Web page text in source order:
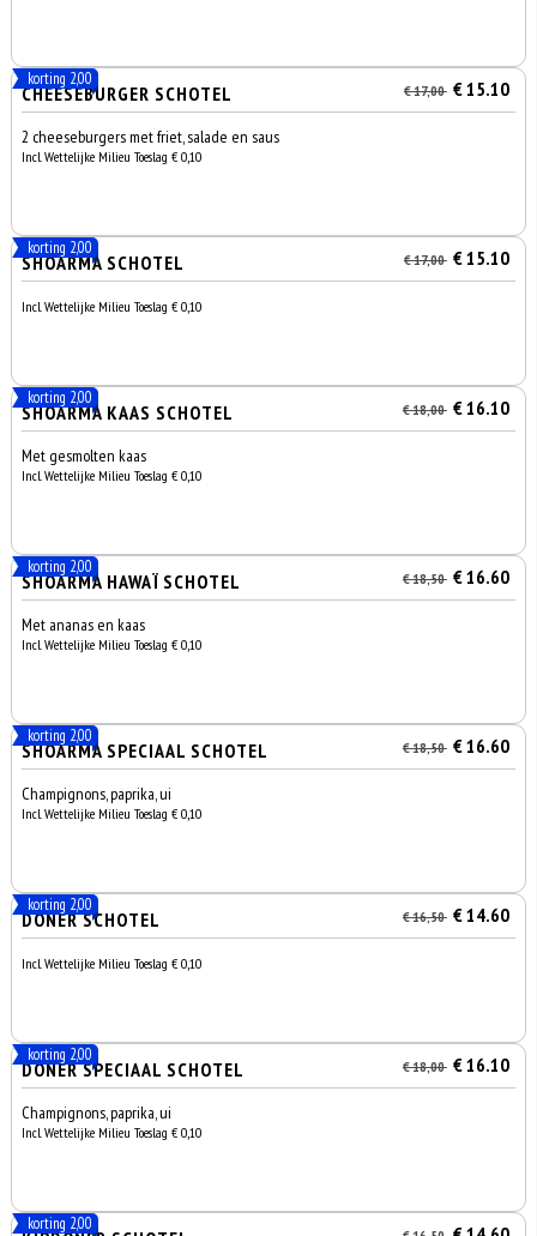
korting 2,00
CHEESEBURGER SCHOTEL € 17,00 € 15.10
2 cheeseburgers met friet, salade en saus
Incl. Wettelijke Milieu Toeslag € 0,10
korting 2,00
SHOARMA SCHOTEL € 17,00 € 15.10
Incl. Wettelijke Milieu Toeslag € 0,10
korting 2,00
SHOARMA KAAS SCHOTEL € 18,00 € 16.10
Met gesmolten kaas
Incl. Wettelijke Milieu Toeslag € 0,10
korting 2,00
SHOARMA HAWAÏ SCHOTEL € 18,50 € 16.60
Met ananas en kaas
Incl. Wettelijke Milieu Toeslag € 0,10
korting 2,00
SHOARMA SPECIAAL SCHOTEL € 18,50 € 16.60
Champignons, paprika, ui
Incl. Wettelijke Milieu Toeslag € 0,10
korting 2,00
DÖNER SCHOTEL € 16,50 € 14.60
Incl. Wettelijke Milieu Toeslag € 0,10
korting 2,00
DÖNER SPECIAAL SCHOTEL € 18,00 € 16.10
Champignons, paprika, ui
Incl. Wettelijke Milieu Toeslag € 0,10
korting 2,00